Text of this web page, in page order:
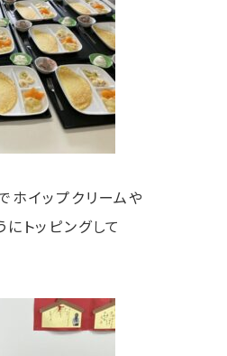
ホイップクリームや
トッピングして